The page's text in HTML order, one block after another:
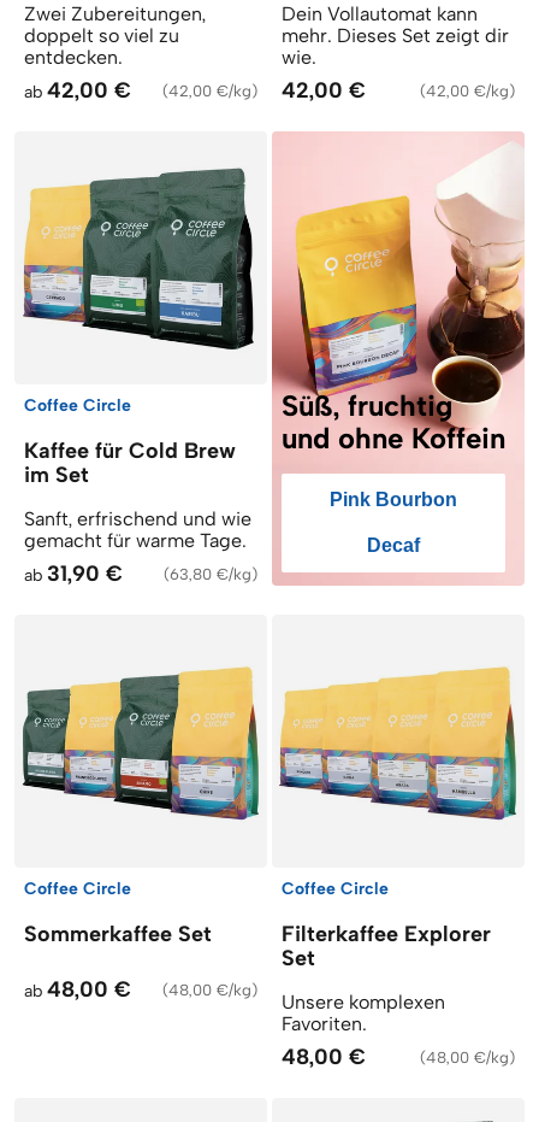
Zwei Zubereitungen,
doppelt so viel zu
entdecken.
ab 42,00 € (42,00 €/kg)
Dein Vollautomat kann
mehr. Dieses Set zeigt dir
wie.
42,00 € (42,00 €/kg)
Coffee Circle
Kaffee für Cold Brew
im Set
Sanft, erfrischend und wie
gemacht für warme Tage.
ab 31,90 € (63,80 €/kg)
Süß, fruchtig
und ohne Koffein
Pink Bourbon
Decaf
Coffee Circle
Sommerkaffee Set
ab 48,00 € (48,00 €/kg)
Coffee Circle
Filterkaffee Explorer
Set
Unsere komplexen
Favoriten.
48,00 € (48,00 €/kg)